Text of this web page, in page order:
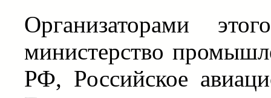
Организаторами
министерство
РФ, Российское